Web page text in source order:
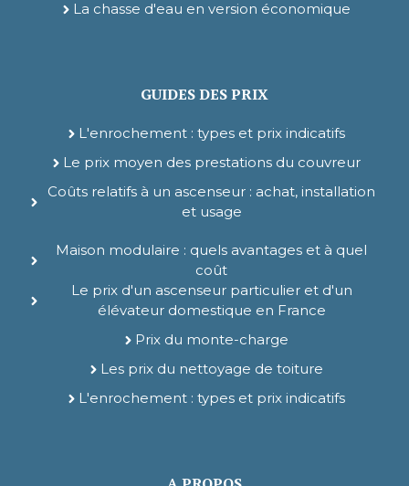
La chasse d'eau en version économique
GUIDES DES PRIX
L'enrochement : types et prix indicatifs
Le prix moyen des prestations du couvreur
Coûts relatifs à un ascenseur : achat, installation
et usage
Maison modulaire : quels avantages et à quel
coût
Le prix d'un ascenseur particulier et d'un
élévateur domestique en France
Prix du monte-charge
Les prix du nettoyage de toiture
L'enrochement : types et prix indicatifs